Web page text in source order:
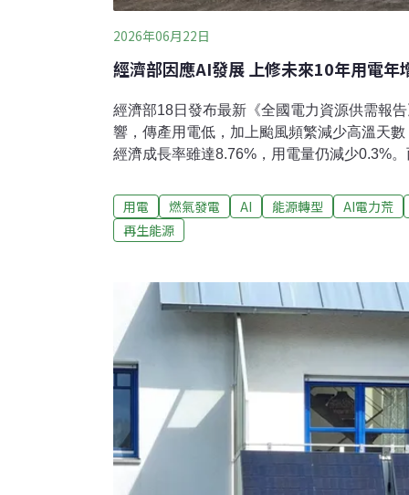
2026年06月22日
經濟部因應AI發展 上修未來10年用電年
經濟部18日發布最新《全國電力資源供需報
響，傳產用電低，加上颱風頻繁減少高溫天
經濟成長率雖達8.76%，用電量仍減少0.3%
年1.7%調升至2.5%。未來10年用電年增率上
18日舉辦記者會公布最新《全國電力資源供
成長率達8.76%，但用電負成長0.3%。能源
的附加價值）較高，雖帶動高經濟成長，但
關稅影響，傳統產業生產動能衰退，也降低
候因素，去年7～8月間颱風頻繁，高溫天數
如預期飆高。
用電 燃氣發電 AI 能源轉型
AI電力荒
再生能源